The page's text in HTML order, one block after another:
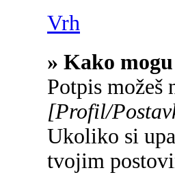
Vrh
» Kako
Potpis
[Profil/
Ukoliko si
tvojim